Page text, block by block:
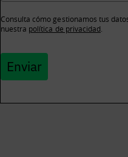
Consulta cómo gestionamos tus
nuestra política de privacidad.
Enviar